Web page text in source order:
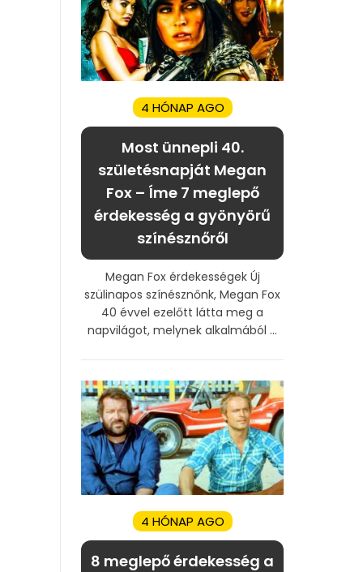
4 HÓNAP AGO
Most ünnepli 40.
születésnapját Megan
Fox – Íme 7 meglepő
érdekesség a gyönyörű
színésznőről
Megan Fox érdekességek Új
szülinapos színésznőnk, Megan Fox
40 évvel ezelőtt látta meg a
napvilágot, melynek alkalmából ...
4 HÓNAP AGO
8 meglepő érdekesség a